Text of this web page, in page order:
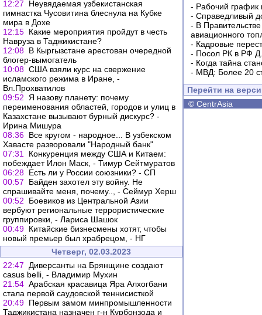
12:27
Неувядаемая узбекистанская
гимнастка Чусовитина блеснула на Кубке
мира в Дохе
12:15 Какие мероприятия пройдут в честь
Навруза в Таджикистане?
12:08 В Кыргызстане арестован очередной
блогер-вымогатель
10:08 США взяли курс на свержение
исламского режима в Иране, -
Вл.Прохватилов
09:52
Я назову планету: почему
переименования областей, городов и улиц в
Казахстане вызывают бурный дискурс? -
Ирина Мишура
08:36 Все кругом - народное... В узбекском
Хавасте разворовали "Народный банк"
07:31
Конкуренция между США и Китаем:
побеждает Илон Маск, - Тимур Сейтмуратов
06:28 Есть ли у России союзники? - СП
00:57
Байден захотел эту войну. Не
спрашивайте меня, почему.., - Сеймур Херш
00:52
Боевиков из Центральной Азии
вербуют региональные террористические
группировки, - Лариса Шашок
00:49 Китайские бизнесмены хотят, чтобы
новый премьер был храбрецом, - НГ
Четверг, 02.03.2023
22:47
Диверсанты на Брянщине создают
casus belli, - Владимир Мухин
21:54 Арабская красавица Яра Алхогбани
стала первой саудовской теннисисткой
20:49 Первым замом минпромышленности
Таджикистана назначен г-н Курбонзода и
- Рабочий график
- Справедливый
- В
авиационного
- Кадровые
- Посол РК в РФ
- Когда тайна
- МВД: Более 20
Перейти на
© CentrAsia